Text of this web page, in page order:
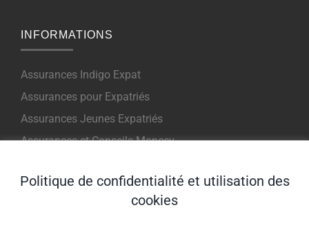
INFORMATIONS
Assurances Indigo Expat
Assurances pour Expatriés
Assurances Jeunes Expatriés
Assurances et Conseils Moncey
Politique de confidentialité et utilisation des
cookies